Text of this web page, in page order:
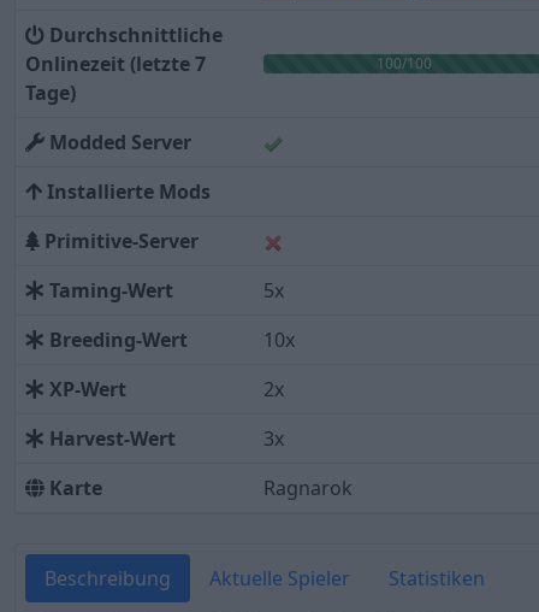
Durchschnittliche
Onlinezeit (letzte 7
Tage)
100/100
Modded Server
Installierte Mods
Primitive-Server
Taming-Wert
5x
Breeding-Wert
10x
XP-Wert
2x
Harvest-Wert
3x
Karte
Ragnarok
Beschreibung Aktuelle Spieler
Statistiken